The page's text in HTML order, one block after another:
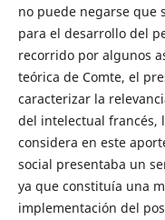
no puede negarse que
para el desarrollo del
recorrido por algunos
teórica de Comte, el
caracterizar la
del intelectual francés,
considera en este
social presentaba un
ya que constituía una
implementación del